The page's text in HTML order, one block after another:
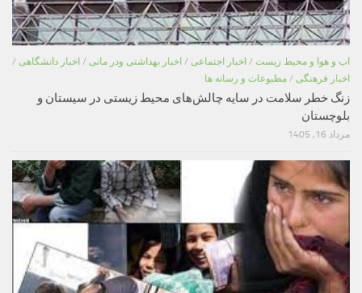
اب و هوا و محیط زیست / اخبار اجتماعی / اخبار بهداشتی ودر مانی / اخبار دانشگاهی /
اخبار فرهنگی / مطبوعات و رسانه ها
زنگ خطر سلامت در سایه چالش‌های محیط زیستی در سیستان و
بلوچستان
مرداد 16, 1405